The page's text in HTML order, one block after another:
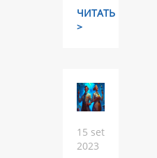
ЧИТАТЬ
>
15 set
2023